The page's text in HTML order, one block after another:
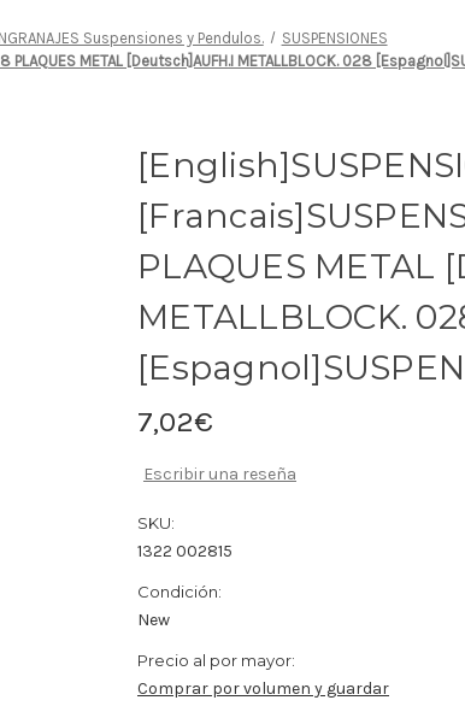
Suspensiones y Pendulos.
SUSPENSIONES
METAL [Deutsch]AUFH.I METALLBLOCK. 028
PLAQUES METAL
METALLBLOCK.
7,02€
Escribir una reseña
SKU:
1322 002815
Condición:
New
Precio al por mayor:
Comprar por volumen y guardar